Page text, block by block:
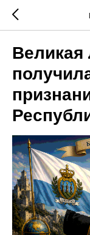
Великая